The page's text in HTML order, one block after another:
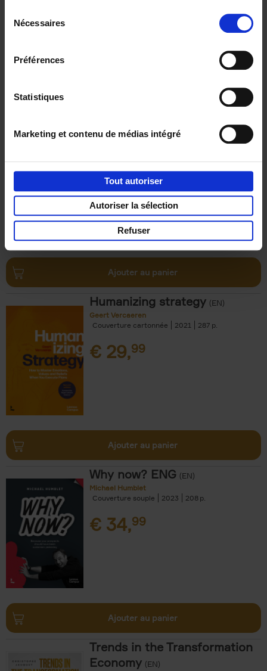
Nécessaires
Préférences
Statistiques
Marketing et contenu de médias intégré
Tout autoriser
Autoriser la sélection
Refuser
The Offer You Can't
€37,50
Ajouter au panier
Humanizing strategy (EN)
Geert Vercaeren
Couverture cartonnée
2021 287
€ 29,99
Ajouter au panier
Why now? ENG (EN)
Michael Humblet
Couverture souple
2023 208
€ 34,99
Ajouter au panier
Trends in the Transformation
Economy (EN)